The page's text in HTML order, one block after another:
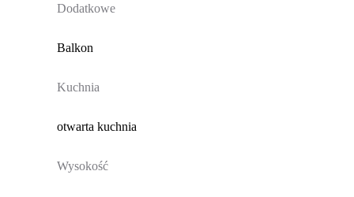
Dodatkowe
Balkon
Kuchnia
otwarta kuchnia
Wysokość